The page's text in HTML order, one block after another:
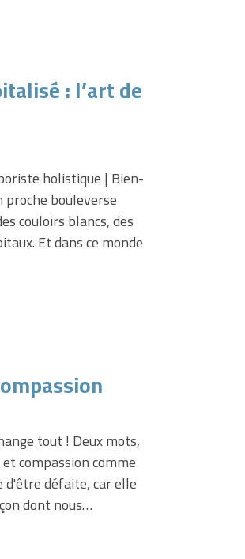
: l’art de
holistique | Bien-
bouleverse
couloirs blancs, des
Et dans ce monde
tout ! Deux mots,
compassion comme
d'être défaite, car elle
dont nous…